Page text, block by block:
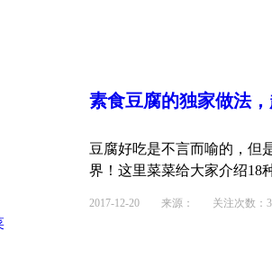
素食豆腐的独家做法，
豆腐好吃是不言而喻的，但
界！这里菜菜给大家介绍18
2017-12-20 来源： 关注次数：